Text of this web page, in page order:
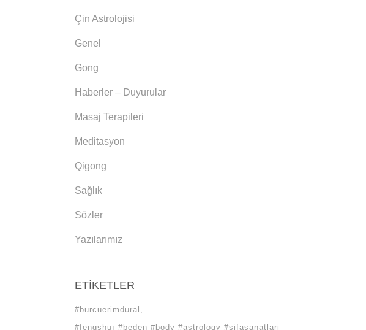
Çin Astrolojisi
Genel
Gong
Haberler – Duyurular
Masaj Terapileri
Meditasyon
Qigong
Sağlık
Sözler
Yazılarımız
ETIKETLER
#burcuerimdural
#fengshuı #beden #body #astrology #sifasanatlari